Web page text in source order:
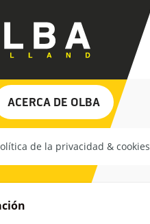
ACERCA DE OLBA
de la privacidad & cookies